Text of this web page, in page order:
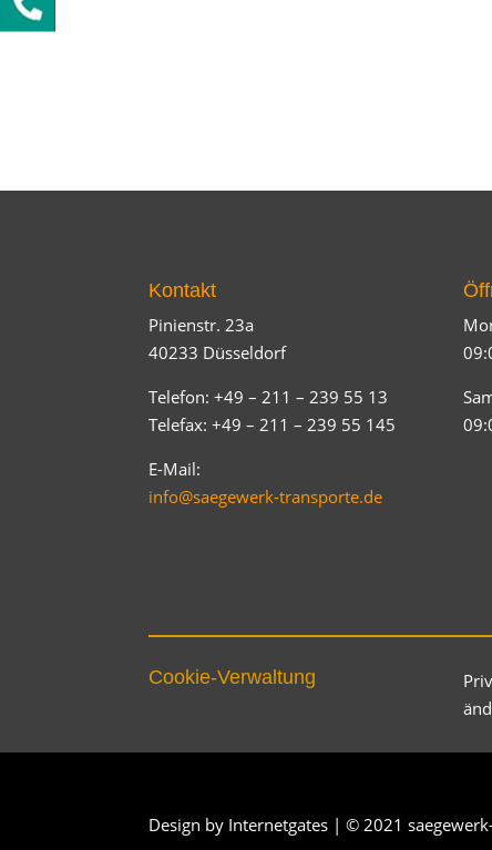
Kontakt
Pinienstr. 23a
40233 Düsseldorf
Telefon: +49 – 211 – 239 55 13
Telefax: +49 – 211 – 239 55 145
E-Mail:
info@saegewerk-transporte.de
Cookie-Verwaltung
Design by Internetgates | © 2021